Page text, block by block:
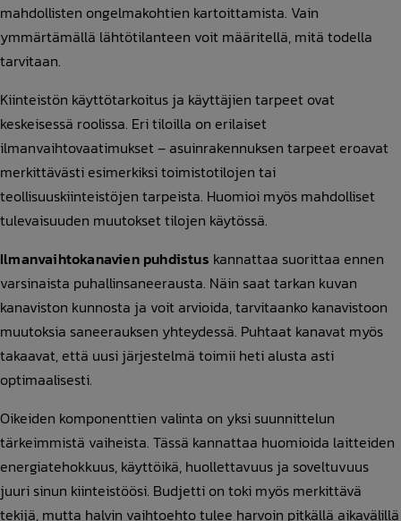
mahdollisten ongelmakohtien kartoittamista. Vain
ymmärtämällä lähtötilanteen voit määritellä, mitä todella
tarvitaan.
Kiinteistön käyttötarkoitus ja käyttäjien tarpeet ovat
keskeisessä roolissa. Eri tiloilla on erilaiset
ilmanvaihtovaatimukset – asuinrakennuksen tarpeet eroavat
merkittävästi esimerkiksi toimistotilojen tai
teollisuuskiinteistöjen tarpeista. Huomioi myös mahdolliset
tulevaisuuden muutokset tilojen käytössä.
Ilmanvaihtokanavien puhdistus kannattaa suorittaa ennen
varsinaista puhallinsaneerausta. Näin saat tarkan kuvan
kanaviston kunnosta ja voit arvioida, tarvitaanko kanavistoon
muutoksia saneerauksen yhteydessä. Puhtaat kanavat myös
takaavat, että uusi järjestelmä toimii heti alusta asti
optimaalisesti.
Oikeiden komponenttien valinta on yksi suunnittelun
tärkeimmistä vaiheista. Tässä kannattaa huomioida laitteiden
energiatehokkuus, käyttöikä, huollettavuus ja soveltuvuus
juuri sinun kiinteistöösi. Budjetti on toki myös merkittävä
tekijä, mutta halvin vaihtoehto tulee harvoin pitkällä aikavälillä